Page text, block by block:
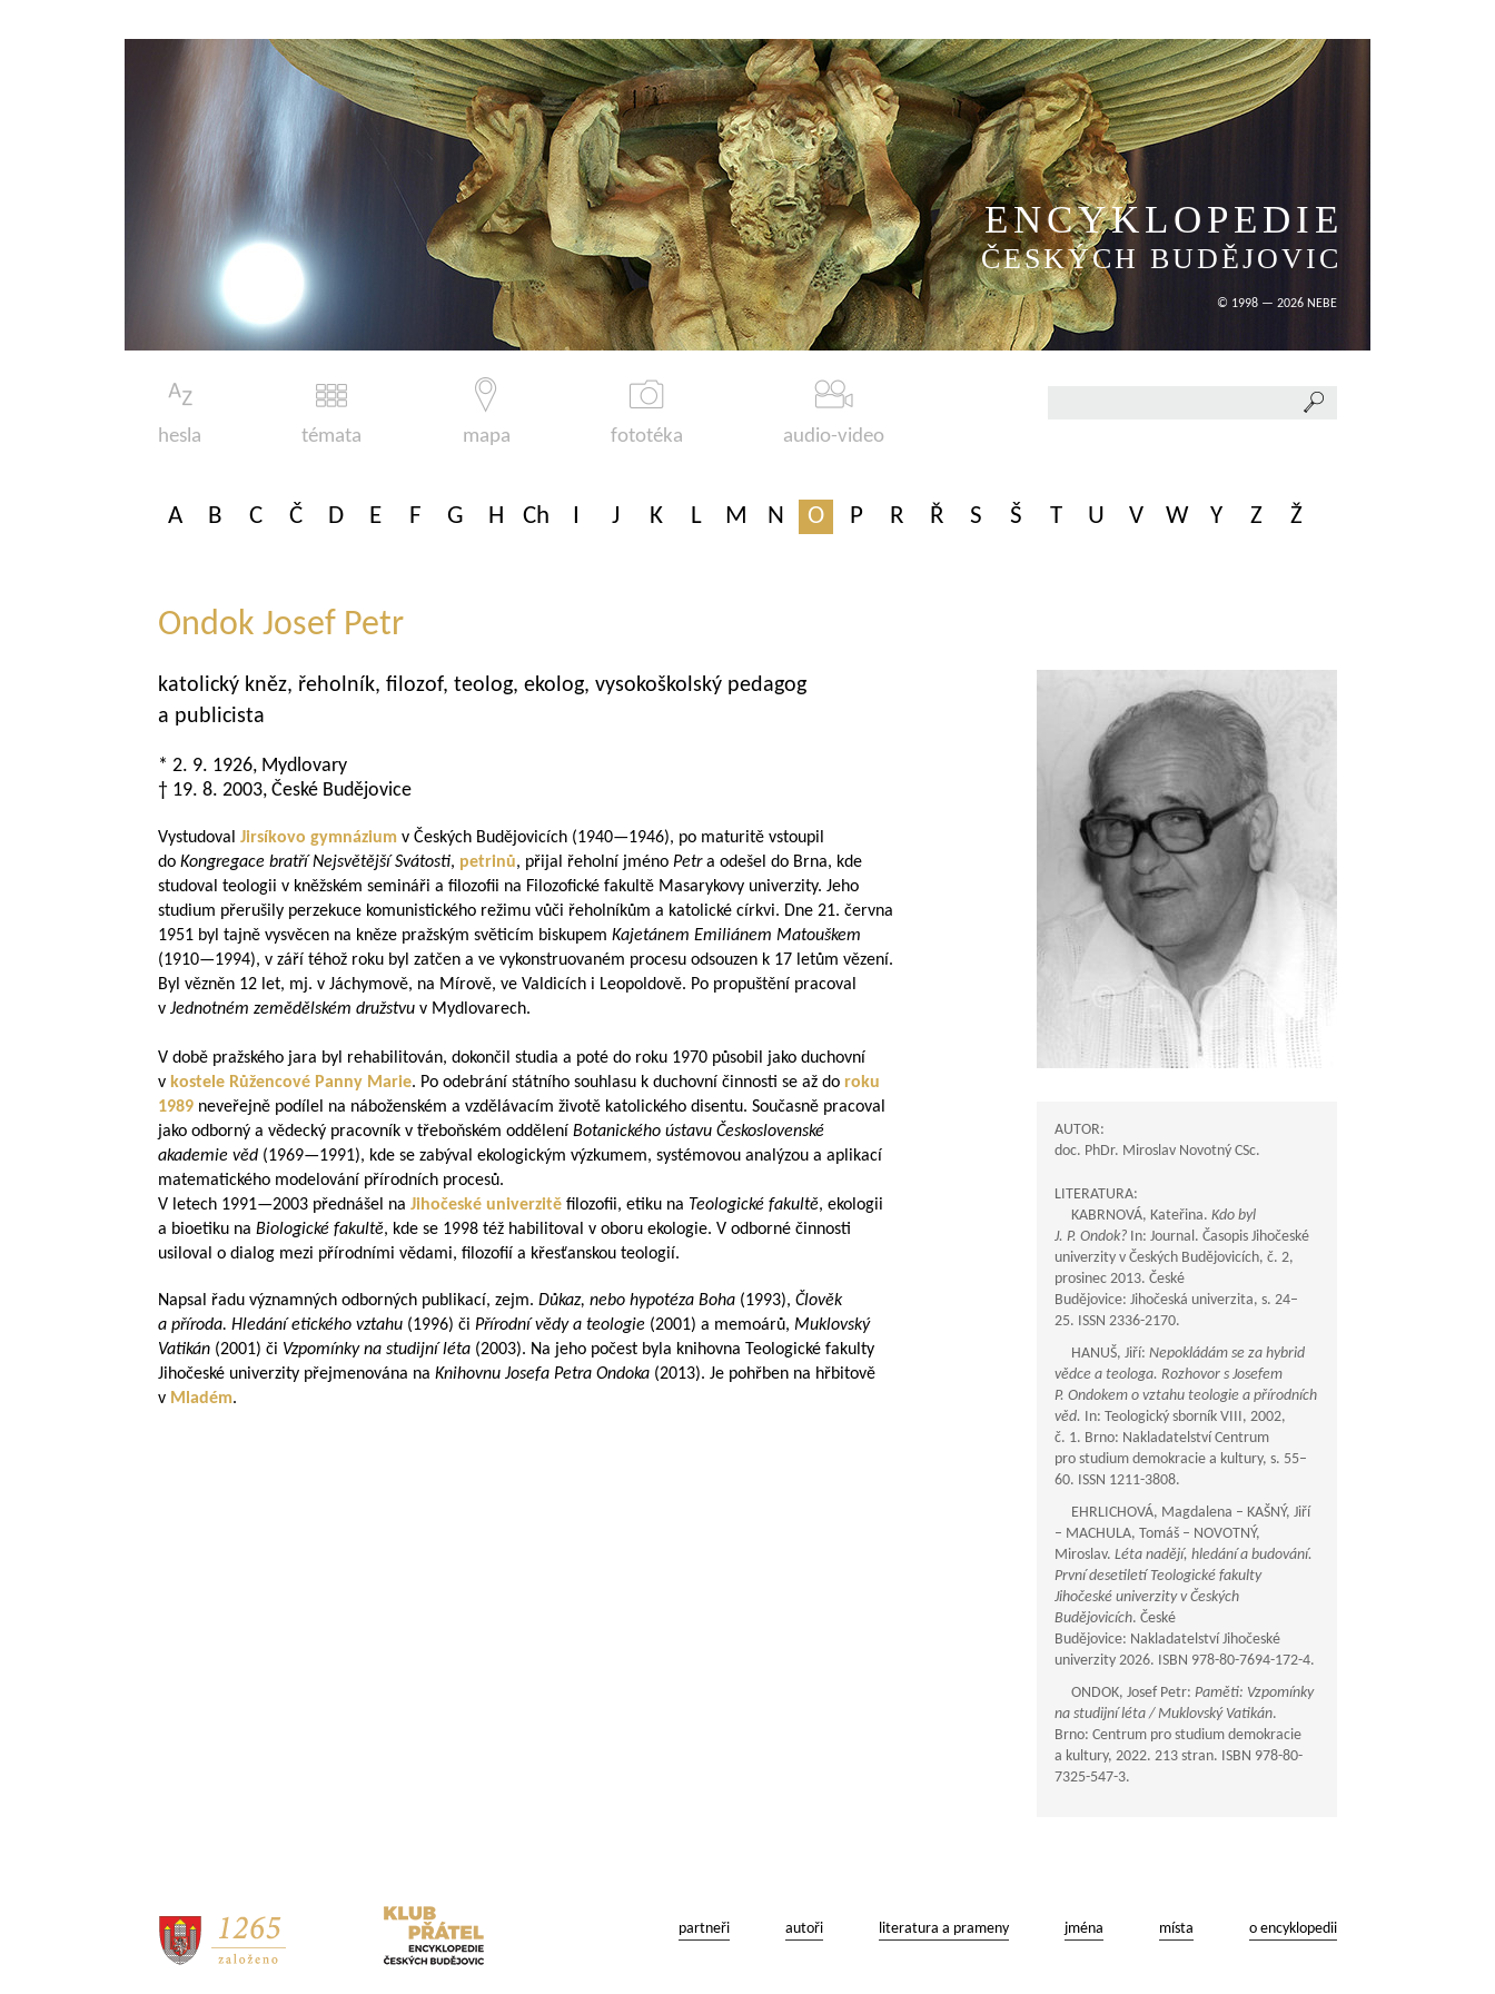
ENCYKLOPEDIE
ČESKÝCH BUDĚJOVIC
© 1998 — 2026 NEBE
hesla témata mapa fototéka audio-video
A B C Č D E F G H Ch I J K L M N O P R Ř S Š T U V W Y Z Ž
Ondok Josef Petr
katolický kněz, řeholník, filozof, teolog, ekolog, vysokoškolský pedagog
a publicista
* 2. 9. 1926, Mydlovary
† 19. 8. 2003, České Budějovice
Vystudoval Jirsíkovo gymnázium v Českých Budějovicích (1940—1946), po maturitě vstoupil
do Kongregace bratří Nejsvětější Svátosti, petrinů, přijal řeholní jméno Petra odešel do Brna, kde
studoval teologii v kněžském semináři a filozofii na Filozofické fakultě Masarykovy univerzity. Jeho
studium přerušily perzekuce komunistického režimu vůči řeholníkům a katolické církvi. Dne 21. června
1951 byl tajně vysvěcen na kněze pražským světicím biskupem Kajetánem Emiliánem Matouškem
(1910—1994), v září téhož roku byl zatčen a ve vykonstruovaném procesu odsouzen k 17 letům vězení.
Byl vězněn 12 let, mj. v Jáchymově, na Mírově, ve Valdicích i Leopoldově. Po propuštění pracoval
v Jednotném zemědělském družstvu v Mydlovarech.
V době pražského jara byl rehabilitován, dokončil studia a poté do roku 1970 působil jako duchovní
v kostele Růžencové Panny Marie. Po odebrání státního souhlasu k duchovní činnosti se až do roku
1989 neveřejně podílel na náboženském a vzdělávacím životě katolického disentu. Současně pracoval
jako odborný a vědecký pracovník v třeboňském oddělení Botanického ústavu Československé
akademie věd (1969—1991), kde se zabýval ekologickým výzkumem, systémovou analýzou a aplikací
matematického modelování přírodních procesů.
V letech 1991—2003 přednášel na Jihočeské univerzitě filozofii, etiku na Teologické fakultě, ekologii
a bioetiku na Biologické fakultě, kde se 1998 též habilitoval v oboru ekologie. V odborné činnosti
usiloval o dialog mezi přírodními vědami, filozofií a křesťanskou teologií.
Napsal řadu významných odborných publikací, zejm. Důkaz, nebo hypotéza Boha (1993), Člověk
a příroda. Hledání etického vztahu (1996) či Přírodní vědy a teologie (2001) a memoárů, Muklovský
Vatikán (2001) či Vzpomínky na studijní léta (2003). Na jeho počest byla knihovna Teologické fakulty
Jihočeské univerzity přejmenována na Knihovnu Josefa Petra Ondoka (2013). Je pohřben na hřbitově
v Mladém.
AUTOR:
doc. PhDr. Miroslav Novotný CSc.
LITERATURA:
KABRNOVÁ, Kateřina. Kdo byl
J. P. Ondok? In: Journal. Časopis Jihočeské
univerzity v Českých Budějovicích, č. 2,
prosinec 2013. České
Budějovice: Jihočeská univerzita, s. 24–
25. ISSN 2336-2170.
HANUŠ, Jiří: Nepokládám se za hybrid
vědce a teologa. Rozhovor s Josefem
P. Ondokem o vztahu teologie a přírodních
věd. In: Teologický sborník VIII, 2002,
č. 1. Brno: Nakladatelství Centrum
pro studium demokracie a kultury, s. 55–
60. ISSN 1211-3808.
EHRLICHOVÁ, Magdalena – KAŠNÝ, Jiří
– MACHULA, Tomáš – NOVOTNÝ,
Miroslav. Léta nadějí, hledání a budování.
První desetiletí Teologické fakulty
Jihočeské univerzity v Českých
Budějovicích. České
Budějovice: Nakladatelství Jihočeské
univerzity 2026. ISBN 978-80-7694-172-4.
ONDOK, Josef Petr: Paměti: Vzpomínky
na studijní léta / Muklovský Vatikán.
Brno: Centrum pro studium demokracie
a kultury, 2022. 213 stran. ISBN 978-80-
7325-547-3.
partneři autoři literatura a prameny jména místa o encyklopedii